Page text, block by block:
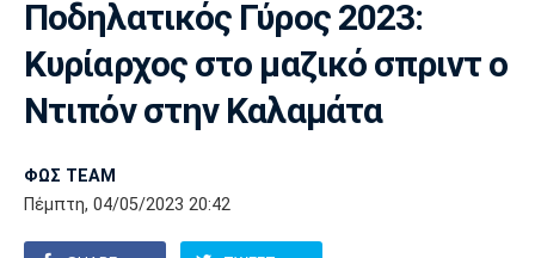
ΒΟΛΕΪ ΣΠΟΡ
AUTO-MOTO PLUS
Super League 1
Super League 2
Ελλάδα
Μπάσκετ
Ελλάδα
EuroLeague
Ολυμπιακοί Αγώνες
Πόλο
Ολυμπιακός ΑΕΚ ΠΑΟΚ
Παναθηναϊκός Ατρόμητος
Ποδηλατικός Γύρος 2023:
Κυρίαρχος στο μαζικό σπριντ ο
Ντιπόν στην Καλαμάτα
ΦΩΣ TEAM
Πέμπτη, 04/05/2023 20:42